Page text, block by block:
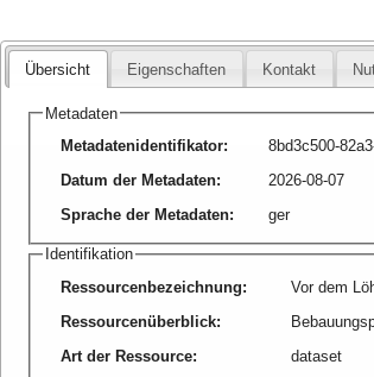
Übersicht Eigenschaften Kontakt
Metadaten
Metadatenidentifikator:
8bd3c500-
Datum der Metadaten:
2026-08-07
Sprache der Metadaten: ger
Identifikation
Ressourcenbezeichnung:
Vor dem
Ressourcenüberblick:
Art der Ressource:
dataset